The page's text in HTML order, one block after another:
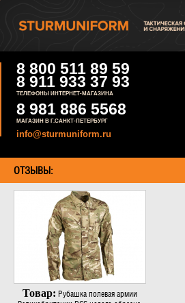
8 800 511 89 59
8 911 933 37 93
ТЕЛЕФОНЫ ИНТЕРНЕТ-МАГАЗИНА
8 981 886 5568
МАГАЗИН В Г.САНКТ-ПЕТЕРБУРГ
info@sturmuniform.ru
ОТЗЫВЫ:
Товар: Рубашка полевая армии